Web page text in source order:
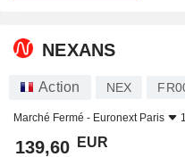
NEXANS
Action NEX
Marché Fermé - Euronext Paris
139,60 EUR